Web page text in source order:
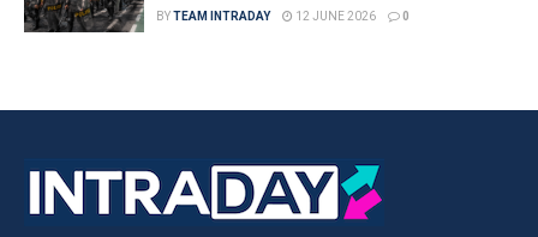
BYTEAM INTRADAY 12 JUNE 2026 0